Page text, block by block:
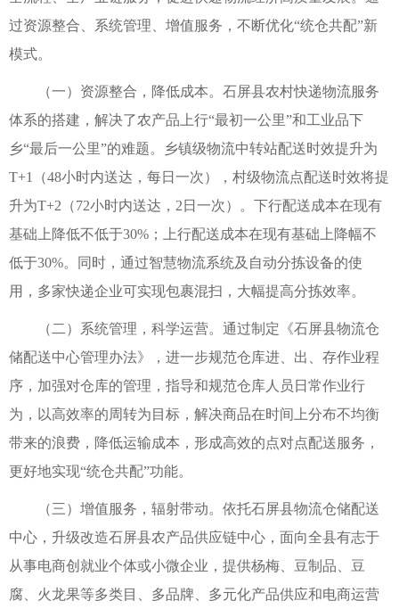
过资源整合、系统管理、增值服务，不断优化“统仓共配”新
模式。
（一）资源整合，降低成本。石屏县农村快递物流服务
体系的搭建，解决了农产品上行“最初一公里”和工业品下
乡“最后一公里”的难题。乡镇级物流中转站配送时效提升为
T+1（48小时内送达，每日一次），村级物流点配送时效将提
升为T+2（72小时内送达，2日一次）。下行配送成本在现有
基础上降低不低于30%；上行配送成本在现有基础上降幅不
低于30%。同时，通过智慧物流系统及自动分拣设备的使
用，多家快递企业可实现包裹混扫，大幅提高分拣效率。
（二）系统管理，科学运营。通过制定《石屏县物流仓
储配送中心管理办法》，进一步规范仓库进、出、存作业程
序，加强对仓库的管理，指导和规范仓库人员日常作业行
为，以高效率的周转为目标，解决商品在时间上分布不均衡
带来的浪费，降低运输成本，形成高效的点对点配送服务，
更好地实现“统仓共配”功能。
（三）增值服务，辐射带动。依托石屏县物流仓储配送
中心，升级改造石屏县农产品供应链中心，面向全县有志于
从事电商创就业个体或小微企业，提供杨梅、豆制品、豆
腐、火龙果等多类目、多品牌、多元化产品供应和电商运营